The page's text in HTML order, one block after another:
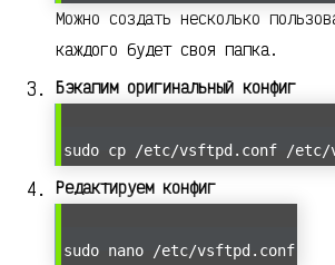
Можно создать несколько
каждого будет своя папка.
Бэкапим оригинальный конфиг
sudo cp /etc/vsftpd.conf /etc/
Редактируем конфиг
sudo nano /etc/vsftpd.conf